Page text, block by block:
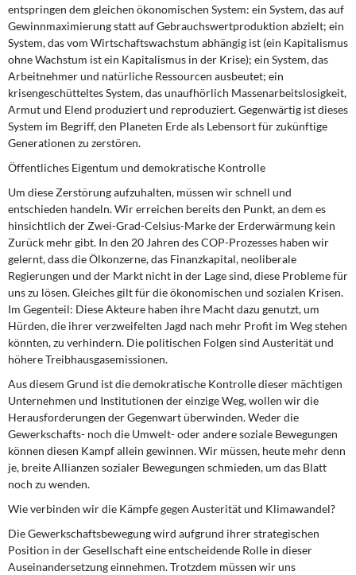
entspringen dem gleichen ökonomischen System: ein System, das auf
Gewinnmaximierung statt auf Gebrauchswertproduktion abzielt; ein
System, das vom Wirtschaftswachstum abhängig ist (ein Kapitalismus
ohne Wachstum ist ein Kapitalismus in der Krise); ein System, das
Arbeitnehmer und natürliche Ressourcen ausbeutet; ein
krisengeschütteltes System, das unaufhörlich Massenarbeitslosigkeit,
Armut und Elend produziert und reproduziert. Gegenwärtig ist dieses
System im Begriff, den Planeten Erde als Lebensort für zukünftige
Generationen zu zerstören.
Öffentliches Eigentum und demokratische Kontrolle
Um diese Zerstörung aufzuhalten, müssen wir schnell und
entschieden handeln. Wir erreichen bereits den Punkt, an dem es
hinsichtlich der Zwei-Grad-Celsius-Marke der Erderwärmung kein
Zurück mehr gibt. In den 20 Jahren des COP-Prozesses haben wir
gelernt, dass die Ölkonzerne, das Finanzkapital, neoliberale
Regierungen und der Markt nicht in der Lage sind, diese Probleme für
uns zu lösen. Gleiches gilt für die ökonomischen und sozialen Krisen.
Im Gegenteil: Diese Akteure haben ihre Macht dazu genutzt, um
Hürden, die ihrer verzweifelten Jagd nach mehr Profit im Weg stehen
könnten, zu verhindern. Die politischen Folgen sind Austerität und
höhere Treibhausgasemissionen.
Aus diesem Grund ist die demokratische Kontrolle dieser mächtigen
Unternehmen und Institutionen der einzige Weg, wollen wir die
Herausforderungen der Gegenwart überwinden. Weder die
Gewerkschafts- noch die Umwelt- oder andere soziale Bewegungen
können diesen Kampf allein gewinnen. Wir müssen, heute mehr denn
je, breite Allianzen sozialer Bewegungen schmieden, um das Blatt
noch zu wenden.
Wie verbinden wir die Kämpfe gegen Austerität und Klimawandel?
Die Gewerkschaftsbewegung wird aufgrund ihrer strategischen
Position in der Gesellschaft eine entscheidende Rolle in dieser
Auseinandersetzung einnehmen. Trotzdem müssen wir uns